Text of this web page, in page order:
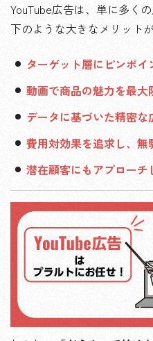
YouTube広告は、単に多く
下のような大きなメリット
ターゲット層にピンポイ
動画で商品の魅力を最大
データに基づいた精密な
費用対効果を追求し、無
潜在顧客にもアプローチ